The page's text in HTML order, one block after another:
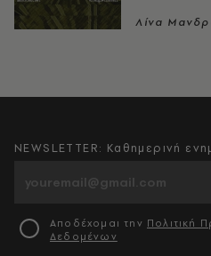
Λίνα
NEWSLETTER: Καθημερινή
Αποδέχομαι την Πολιτική
Δεδομένων